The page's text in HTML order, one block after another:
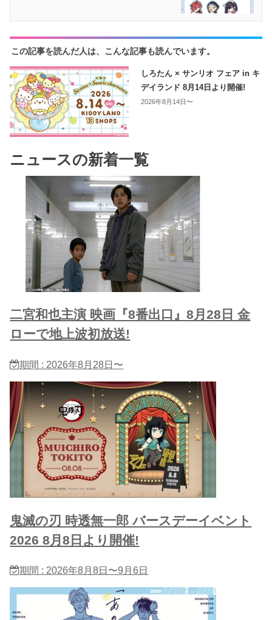
この記事を読んだ人は、こんな記事も読んでいます。
しろたん × サンリオ フェア in キ
デイランド 8月14日より開催!
2026年8月14日〜
ニュースの新着一覧
二宮和也主演 映画『8番出口』8月28日 金
ローで地上波初放送!
期間 : 2026年8月28日〜
鬼滅の刃 時透無一郎 バースデーイベント
2026 8月8日より開催!
期間 : 2026年8月8日〜9月6日